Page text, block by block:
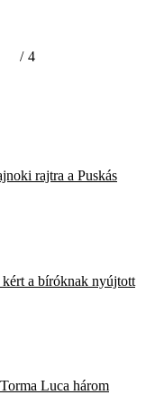
/ 4
rajtra a Puskás
a bíróknak nyújtott
Luca három